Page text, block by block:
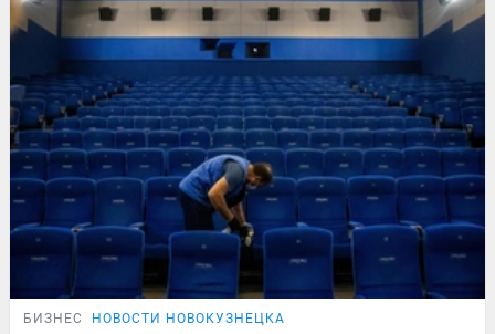
БИЗНЕС НОВОСТИ НОВОКУЗНЕЦКА